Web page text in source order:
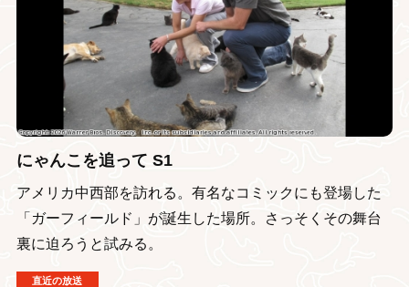
にゃんこを追って S1
アメリカ中西部を訪れる。有名なコミックにも登場した
「ガーフィールド」が誕生した場所。さっそくその舞台
裏に迫ろうと試みる。
直近の放送